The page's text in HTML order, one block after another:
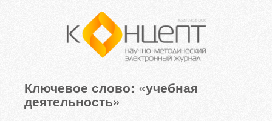
Ключевое слово: «учебная
деятельность»